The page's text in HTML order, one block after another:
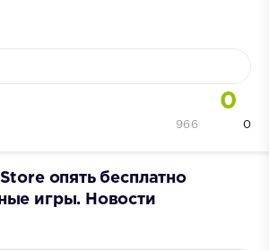
0
0
966
опять бесплатно
игры. Новости